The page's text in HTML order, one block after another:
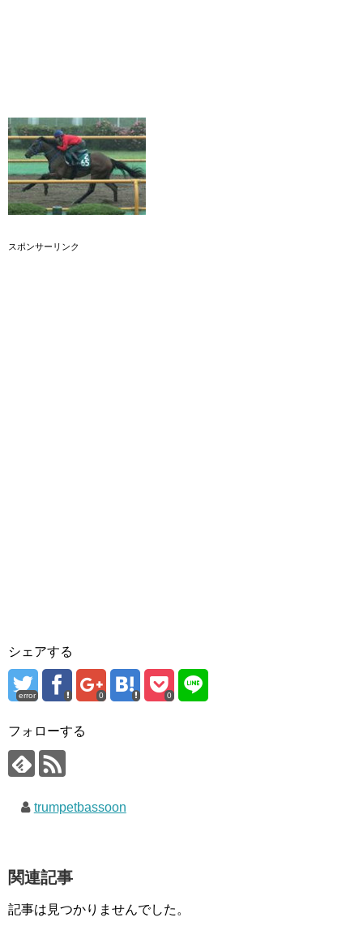
スポンサーリンク
シェアする
error 0 0
フォローする
trumpetbassoon
関連記事
記事は見つかりませんでした。